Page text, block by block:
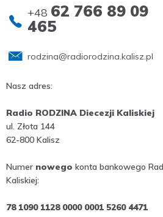
+48 62 766 89
465
rodzina@radiorodzina.kalisz.pl
Nasz adres:
Radio RODZINA Diecezji Kaliskiej
ul. Złota 144
62-800 Kalisz
Numer nowego konta bankowego
Kaliskiej:
78 1090 1128 0000 0001 5260 4471